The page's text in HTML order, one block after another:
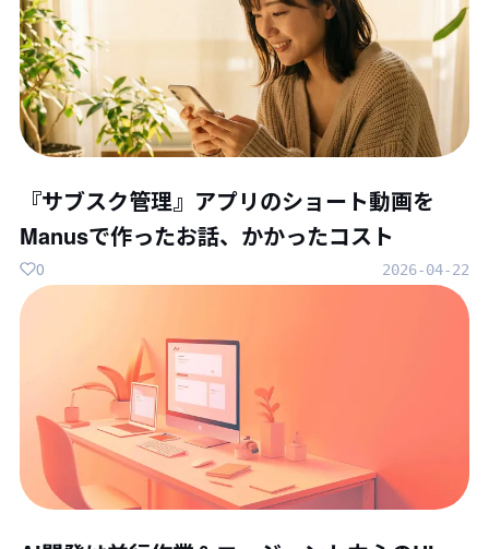
『サブスク管理』アプリのショート動画を
Manusで作ったお話、かかったコスト
2026-04-22
0